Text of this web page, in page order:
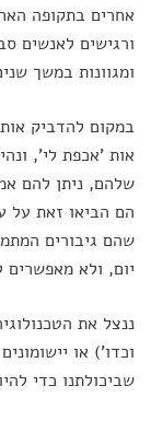
אחרים בתקופה
ורגישים לאנשים
ומגוונות במשך
במקום להדביק
אות 'אכפת לי',
שלהם, ניתן להם
הם הביאו זאת על
שהם גיבורים
יום, ולא
ננצל את
וכדו') או
שביכולתנו כדי